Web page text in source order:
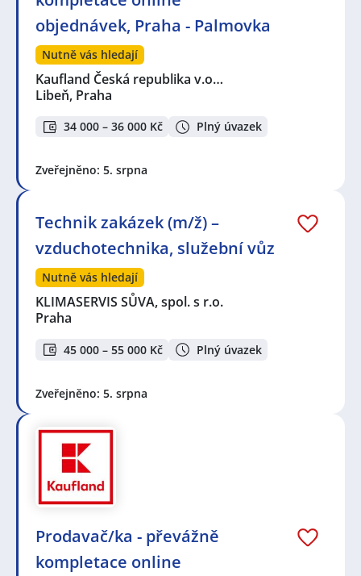
objednávek, Praha - Palmovka
Nutně vás hledají
Kaufland Česká republika v.o…
Libeň, Praha
34 000 – 36 000 Kč Plný úvazek
Zveřejněno: 5. srpna
Technik zakázek (m/ž) –
vzduchotechnika, služební vůz
Nutně vás hledají
KLIMASERVIS SŮVA, spol. s r.o.
Praha
45 000 – 55 000 Kč Plný úvazek
Zveřejněno: 5. srpna
Prodavač/ka - převážně
kompletace online